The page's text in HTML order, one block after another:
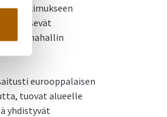
tutkimukseen
pääsevät
perunahallin
eurooppalaisen
tuovat alueelle
yhdistyvät